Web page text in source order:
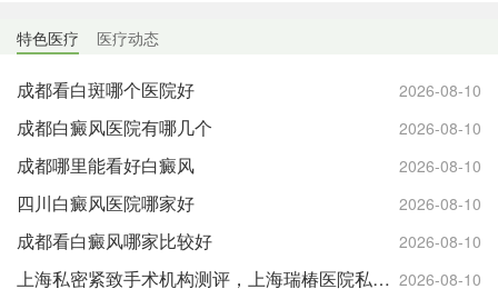
特色医疗 医疗动态
2026-08-10
成都看白斑哪个医院好
2026-08-10
成都白癜风医院有哪几个
2026-08-10
成都哪里能看好白癜风
2026-08-10
四川白癜风医院哪家好
2026-08-10
成都看白癜风哪家比较好
2026-08-10
上海私密紧致手术机构测评，上海瑞椿医院私密整形科室资质详解